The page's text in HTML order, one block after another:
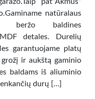
natūralaus
beržo baldines
detales. Durelių
garantuojame platų
ir aukštą gaminio
baldams iš aliuminio
durų […]